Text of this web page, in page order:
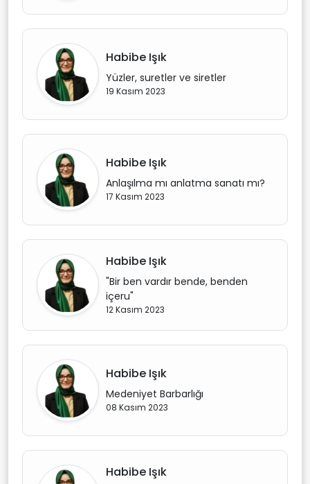
Habibe Işık
Yüzler, suretler ve siretler
19 Kasım 2023
Habibe Işık
Anlaşılma mı anlatma sanatı mı?
17 Kasım 2023
Habibe Işık
"Bir ben vardır bende, benden
içeru"
12 Kasım 2023
Habibe Işık
Medeniyet Barbarlığı
08 Kasım 2023
Habibe Işık